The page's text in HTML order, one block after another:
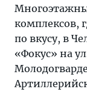
комплексов,
по вкусу, в
«Фокус» на